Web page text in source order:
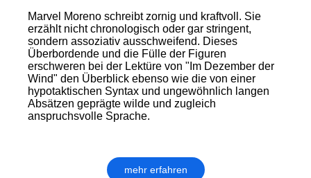
Marvel Moreno schreibt zornig und kraftvoll. Sie
erzählt nicht chronologisch oder gar stringent,
sondern assoziativ ausschweifend. Dieses
Überbordende und die Fülle der Figuren
erschweren bei der Lektüre von "Im Dezember der
Wind" den Überblick ebenso wie die von einer
hypotaktischen Syntax und ungewöhnlich langen
Absätzen geprägte wilde und zugleich
anspruchsvolle Sprache.
mehr erfahren